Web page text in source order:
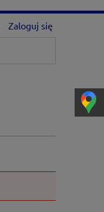
Zaloguj się